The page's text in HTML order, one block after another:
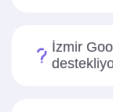
İzmir